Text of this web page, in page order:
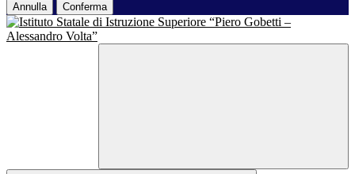
Annulla Conferma